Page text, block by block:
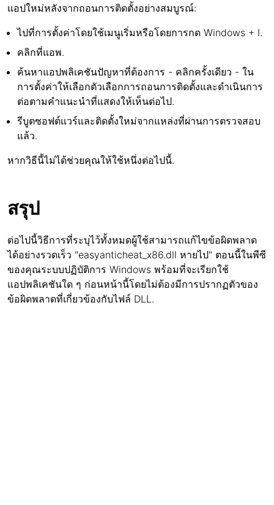
แอปใหม่หลังจากถอนการติดตั้งอย่างสมบูรณ์:
ไปที่การตั้งค่าโดยใช้เมนูเริ่มหรือโดยการกด Windows + I.
คลิกที่แอพ.
ค้นหาแอปพลิเคชันปัญหาที่ต้องการ - คลิกครั้งเดียว - ใน
การตั้งค่าให้เลือกตัวเลือกการถอนการติดตั้งและดำเนินการ
ต่อตามคำแนะนำที่แสดงให้เห็นต่อไป.
รีบูตซอฟต์แวร์และติดตั้งใหม่จากแหล่งที่ผ่านการตรวจสอบ
แล้ว.
หากวิธีนี้ไม่ได้ช่วยคุณให้ใช้หนึ่งต่อไปนี้.
สรุป
ต่อไปนี้วิธีการที่ระบุไว้ทั้งหมดผู้ใช้สามารถแก้ไขข้อผิดพลาด
ได้อย่างรวดเร็ว "easyanticheat_x86.dll หายไป" ตอนนี้ในพีซี
ของคุณระบบปฏิบัติการ Windows พร้อมที่จะเรียกใช้
แอปพลิเคชันใด ๆ ก่อนหน้านี้โดยไม่ต้องมีการปรากฏตัวของ
ข้อผิดพลาดที่เกี่ยวข้องกับไฟล์ DLL.